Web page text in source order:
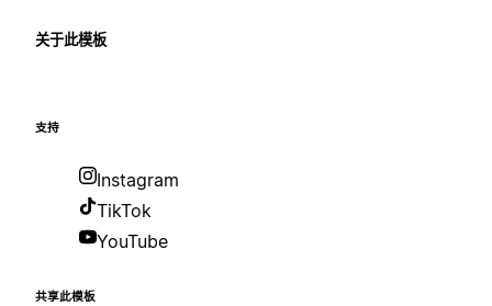
关于此模板
支持
Instagram
TikTok
YouTube
共享此模板